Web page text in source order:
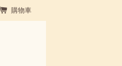
購物車